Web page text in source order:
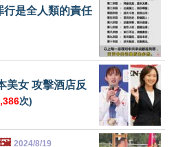
行是全人類的責任
美女 攻擊酒店反
次)
🖼️ 2024/8/19